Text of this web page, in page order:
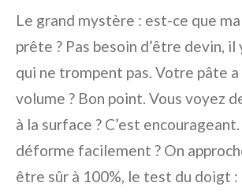
Le grand mystère : est-ce que
prête ? Pas besoin d’être devin, il
qui ne trompent pas. Votre pâte
volume ? Bon point. Vous voyez
à la surface ? C’est
déforme facilement ? On
être sûr à 100%, le test du doigt :